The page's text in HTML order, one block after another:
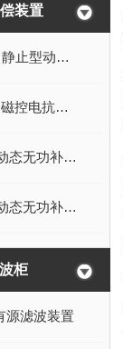
装置
态无功发生器
)型无功补偿装置
功补偿装置
功补偿装置
柜
源滤波装置